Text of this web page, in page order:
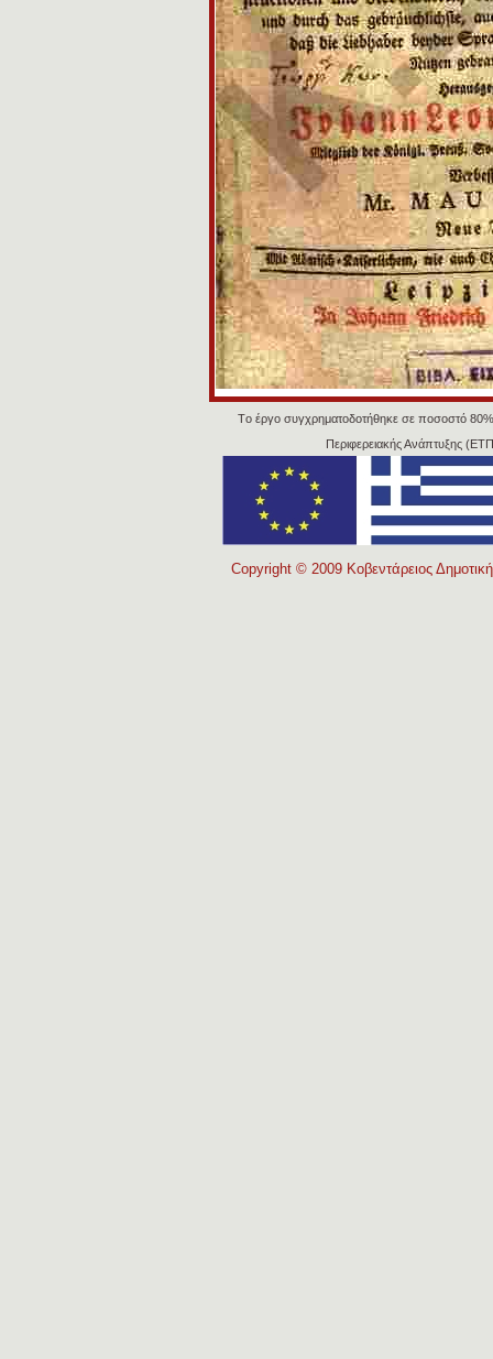
Tο έργο συγχρηματοδοτήθηκε σε ποσοστό
Περιφερειακής Ανάπτυξης
Copyright © 2009 Κοβεντάρειος